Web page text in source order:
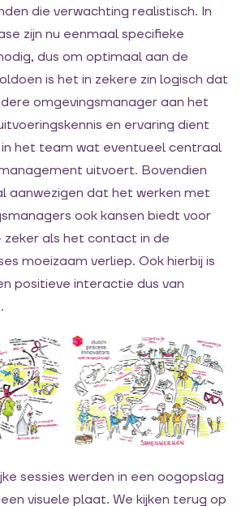
die verwachting realistisch. In
zijn nu eenmaal specifieke
dus om optimaal aan de
is het in zekere zin logisch dat
omgevingsmanager aan het
en ervaring dient
het team wat eventueel centraal
uitvoert. Bovendien
aanwezigen dat het werken met
ook kansen biedt voor
zeker als het contact in de
moeizaam verliep. Ook hierbij is
positieve interactie dus van
sessies werden in een oogopslag
visuele plaat. We kijken terug op